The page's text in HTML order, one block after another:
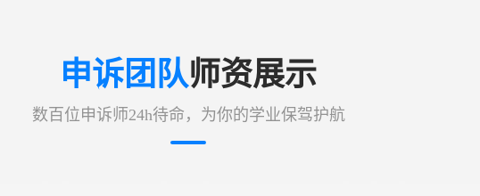
申诉团队师资展示
数百位申诉师24h待命，为你的学业保驾护航